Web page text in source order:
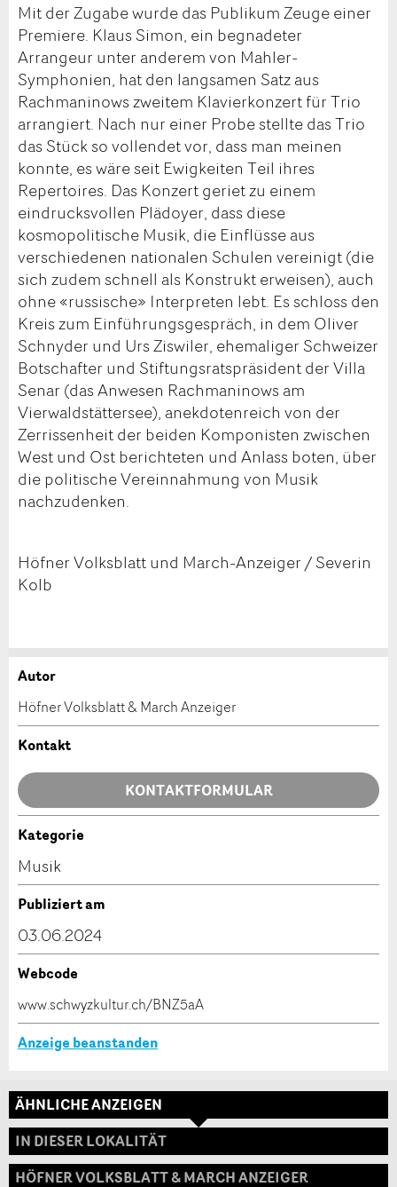
Mit der Zugabe wurde das Publikum Zeuge einer
Premiere. Klaus Simon, ein begnadeter
Arrangeur unter anderem von Mahler-
Symphonien, hat den langsamen Satz aus
Rachmaninows zweitem Klavierkonzert für Trio
arrangiert. Nach nur einer Probe stellte das Trio
das Stück so vollendet vor, dass man meinen
konnte, es wäre seit Ewigkeiten Teil ihres
Repertoires. Das Konzert geriet zu einem
eindrucksvollen Plädoyer, dass diese
kosmopolitische Musik, die Einflüsse aus
verschiedenen nationalen Schulen vereinigt (die
sich zudem schnell als Konstrukt erweisen), auch
ohne «russische» Interpreten lebt. Es schloss den
Kreis zum Einführungsgespräch, in dem Oliver
Schnyder und Urs Ziswiler, ehemaliger Schweizer
Botschafter und Stiftungsratspräsident der Villa
Senar (das Anwesen Rachmaninows am
Vierwaldstättersee), anekdotenreich von der
Zerrissenheit der beiden Komponisten zwischen
West und Ost berichteten und Anlass boten, über
die politische Vereinnahmung von Musik
nachzudenken.
Höfner Volksblatt und March-Anzeiger / Severin
Kolb
Anzeige beanstanden
Ihr Feedback wird sehr geschätzt!
Allgemeines Feedback
Anzeige nicht mehr gültig
Anzeige unvollständig
Anzeige weiterempfehlen
Empfehlen Sie diese Anzeige an Freunde weiter.
* Eingabe erforderlich
Autor
Höfner Volksblatt & March Anzeiger
Kontakt
KONTAKTFORMULAR
Kontakt
Verfassen Sie eine Nachricht für die Kontaktpersonen
Adresse
Kategorie
Musik
Publiziert am
03.06.2024
Webcode
www.schwyzkultur.ch/BNZ5aA
Anzeige beanstanden
ÄHNLICHE ANZEIGEN
IN DIESER LOKALITÄT
HÖFNER VOLKSBLATT & MARCH ANZEIGER